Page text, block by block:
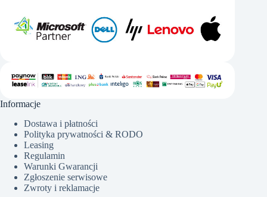
Informacje
Dostawa i płatności
Polityka prywatności & RODO
Leasing
Regulamin
Warunki Gwarancji
Zgłoszenie serwisowe
Zwroty i reklamacje